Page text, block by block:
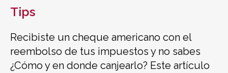
Tips
Recibiste un cheque americano con el
reembolso de tus impuestos y no sabes
¿Cómo y en donde canjearlo? Este artículo